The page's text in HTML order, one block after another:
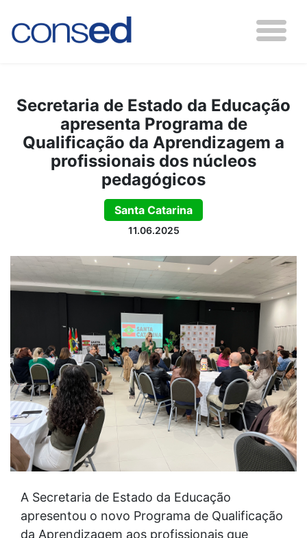
Secretaria de Estado da Educação
apresenta Programa de
Qualificação da Aprendizagem a
profissionais dos núcleos
pedagógicos
Santa Catarina
11.06.2025
A Secretaria de Estado da Educação
apresentou o novo Programa de Qualificação
da Aprendizagem aos profissionais que